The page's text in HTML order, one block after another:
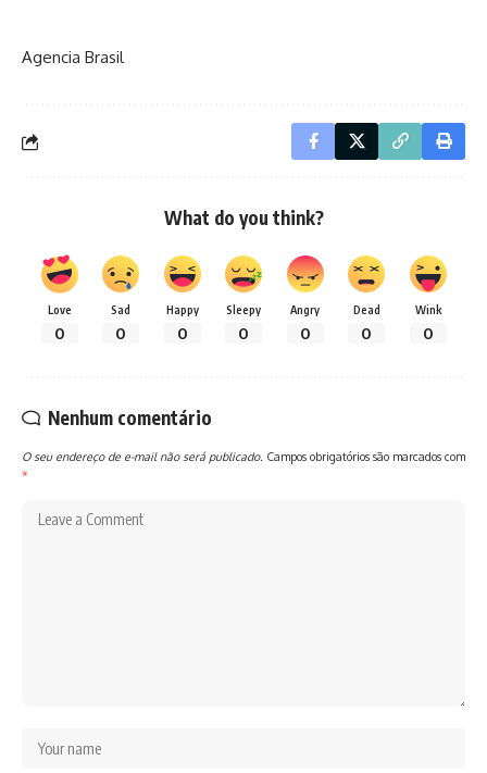
Agencia Brasil
What do you think?
Love
0
Sad
0
Happy
0
Sleepy
0
Angry
0
Dead
0
Wink
0
Nenhum comentário
O seu endereço de e-mail não será publicado. Campos obrigatórios são marcados com
*